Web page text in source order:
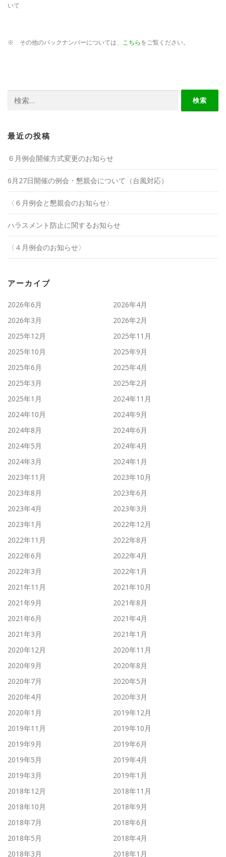
いて
※ その他のバックナンバーについては、 こちらをご覧ください。
索:
最近の投稿
６月例会開催方式変更のお知らせ
6月27日開催の例会・懇親会について（台風対応）
〈６月例会と懇親会のお知らせ〉
ハラスメント防止に関するお知らせ
〈４月例会のお知らせ〉
アーカイブ
2026年6月
2026年4月
2026年3月
2026年2月
2025年12月
2025年11月
2025年10月
2025年9月
2025年6月
2025年4月
2025年3月
2025年2月
2025年1月
2024年11月
2024年10月
2024年9月
2024年8月
2024年6月
2024年5月
2024年4月
2024年3月
2024年1月
2023年11月
2023年10月
2023年8月
2023年6月
2023年4月
2023年3月
2023年1月
2022年12月
2022年11月
2022年8月
2022年6月
2022年4月
2022年3月
2022年1月
2021年11月
2021年10月
2021年9月
2021年8月
2021年6月
2021年4月
2021年3月
2021年1月
2020年12月
2020年11月
2020年9月
2020年8月
2020年7月
2020年5月
2020年4月
2020年3月
2020年1月
2019年12月
2019年11月
2019年10月
2019年9月
2019年6月
2019年5月
2019年4月
2019年3月
2019年1月
2018年12月
2018年11月
2018年10月
2018年9月
2018年7月
2018年6月
2018年5月
2018年4月
2018年3月
2018年1月